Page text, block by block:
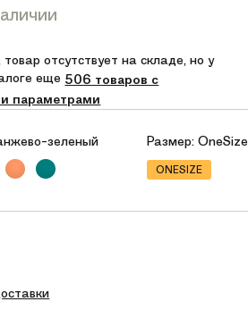
товар отсутствует на складе, но у
еще 506 товаров с
параметрами
зеленый Размер:OneSize
ONESIZE